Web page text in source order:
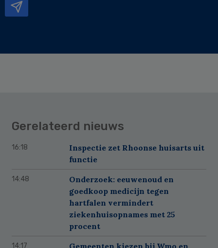
Gerelateerd nieuws
16:18
Inspectie zet Rhoonse huisarts uit
functie
14:48
Onderzoek: eeuwenoud en
goedkoop medicijn tegen
hartfalen vermindert
ziekenhuisopnames met 25
procent
14:17